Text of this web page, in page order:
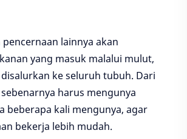
lainnya akan
yang masuk malalui mulut,
ke seluruh tubuh. Dari
harus mengunya
beberapa kali mengunya, agar
bekerja lebih mudah.